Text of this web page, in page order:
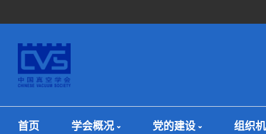
首页 学会概况 党的建设 组织